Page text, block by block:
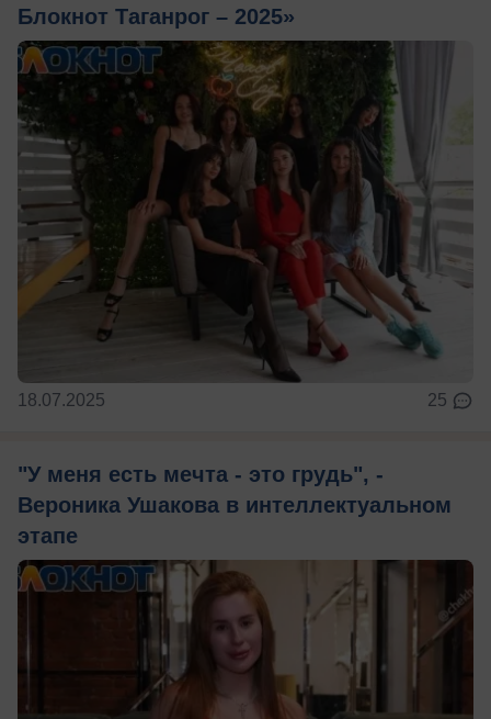
Блокнот Таганрог – 2025»
18.07.2025 25
"У меня есть мечта - это грудь", -
Вероника Ушакова в интеллектуальном
этапе